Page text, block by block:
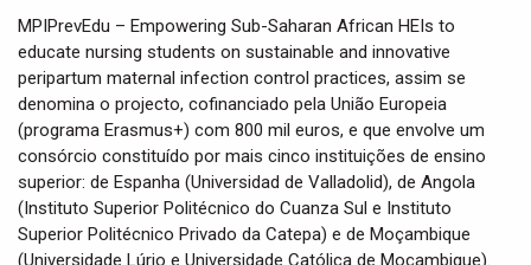
MPIPrevEdu – Empowering Sub-Saharan African HEIs to
educate nursing students on sustainable and innovative
peripartum maternal infection control practices, assim se
denomina o projecto, cofinanciado pela União Europeia
(programa Erasmus+) com 800 mil euros, e que envolve um
consórcio constituído por mais cinco instituições de ensino
superior: de Espanha (Universidad de Valladolid), de Angola
(Instituto Superior Politécnico do Cuanza Sul e Instituto
Superior Politécnico Privado da Catepa) e de Moçambique
(Universidade Lúrio e Universidade Católica de Moçambique).